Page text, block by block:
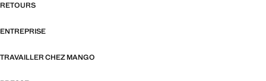
RETOURS
ENTREPRISE
TRAVAILLER CHEZ MANGO